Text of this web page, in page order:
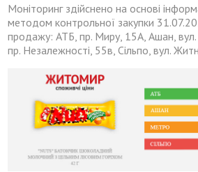
Моніторинг здійснено на основі
методом контрольної закупки
продажу: АТБ, пр. Миру, 15А, Ашан, вул.
пр. Незалежності, 55в, Сільпо, вул.